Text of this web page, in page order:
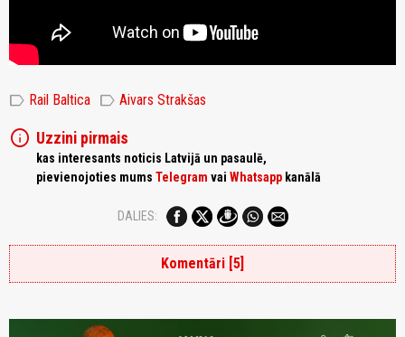
label Rail Baltica label Aivars Strakšas
info Uzzini pirmais
kas interesants noticis Latvijā un pasaulē,
pievienojoties mums Telegram vai Whatsapp kanālā
DALIES:
Komentāri [5]